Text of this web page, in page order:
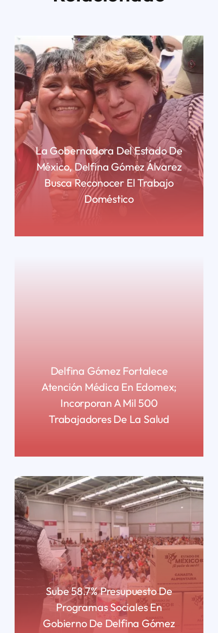
La Gobernadora Del Estado De
México, Delfina Gómez Álvarez
Busca Reconocer El Trabajo
Doméstico
Delfina Gómez Fortalece
Atención Médica En Edomex;
Incorporan A Mil 500
Trabajadores De La Salud
Sube 58.7% Presupuesto De
Programas Sociales En
Gobierno De Delfina Gómez